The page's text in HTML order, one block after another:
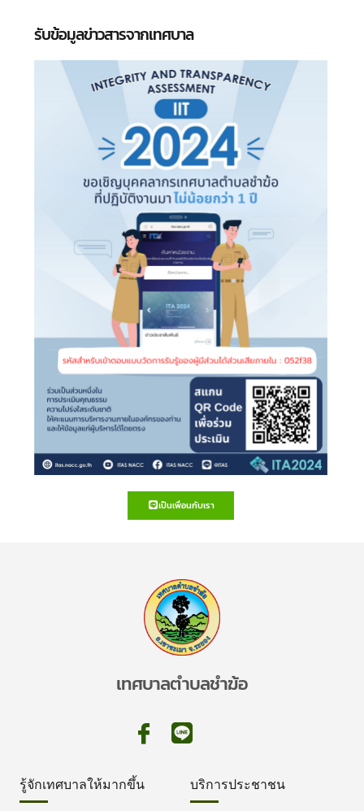
รับข้อมูลข่าวสารจากเทศบาล
เป็นเพื่อนกับเรา
เทศบาลตำบลชำฆ้อ
รู้จักเทศบาลให้มากขึ้น บริการประชาชน